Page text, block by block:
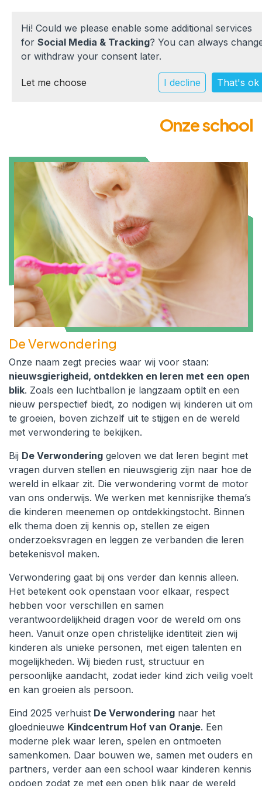
Home
Werken bij
Documenten
Contact
Onze school
De Verwondering
Onze naam zegt precies waar wij voor staan:
nieuwsgierigheid, ontdekken en leren met een open
blik. Zoals een luchtballon je langzaam optilt en een
nieuw perspectief biedt, zo nodigen wij kinderen uit om
te groeien, boven zichzelf uit te stijgen en de wereld
met verwondering te bekijken.
Bij De Verwondering geloven we dat leren begint met
vragen durven stellen en nieuwsgierig zijn naar hoe de
wereld in elkaar zit. Die verwondering vormt de motor
van ons onderwijs. We werken met kennisrijke thema’s
die kinderen meenemen op ontdekkingstocht. Binnen
elk thema doen zij kennis op, stellen ze eigen
onderzoeksvragen en leggen ze verbanden die leren
betekenisvol maken.
Verwondering gaat bij ons verder dan kennis alleen.
Het betekent ook openstaan voor elkaar, respect
hebben voor verschillen en samen
verantwoordelijkheid dragen voor de wereld om ons
heen. Vanuit onze open christelijke identiteit zien wij
kinderen als unieke personen, met eigen talenten en
mogelijkheden. Wij bieden rust, structuur en
persoonlijke aandacht, zodat ieder kind zich veilig voelt
en kan groeien als persoon.
Eind 2025 verhuist De Verwondering naar het
gloednieuwe Kindcentrum Hof van Oranje. Een
moderne plek waar leren, spelen en ontmoeten
samenkomen. Daar bouwen we, samen met ouders en
partners, verder aan een school waar kinderen kennis
opdoen zodat ze met een open blik naar de wereld
Hi! Could we please enable some additional services
for Social Media & Tracking? You can always
or withdraw your consent later.
Let me choose I decline That's ok